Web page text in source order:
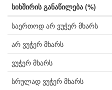
სიხშირის განაწილება (%)
საერთოდ არ ვუჭერ მხარს
არ ვუჭერ მხარს
ვუჭერ მხარს
სრულად ვუჭერ მხარს